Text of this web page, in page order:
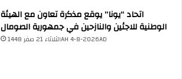
اتحاد “يونا” يوقع مذكرة تعاون مع الهيئة
الوطنية للاجئين والنازحين في جمهورية الصومال
الثلاثاء 21 صفر 1448AH 4-8-2026AD